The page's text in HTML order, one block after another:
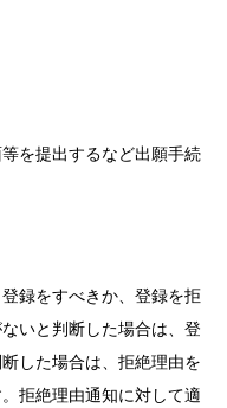
を提出するなど出願手続
録をすべきか、登録を拒
いと判断した場合は、登
した場合は、拒絶理由を
拒絶理由通知に対して適